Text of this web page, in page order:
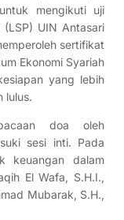
mengikuti uji
UIN Antasari
sertifikat
Ekonomi Syariah
yang lebih
lulus.
doa oleh
sesi inti. Pada
keuangan dalam
El Wafa, S.H.I.,
Mubarak, S.H.,